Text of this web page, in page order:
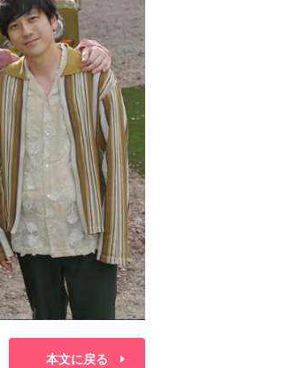
本文に戻る